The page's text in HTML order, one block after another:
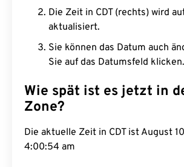
Die Zeit in CDT (rechts) wird
aktualisiert.
Sie können das Datum auch
Sie auf das Datumsfeld klicken.
Wie spät ist es jetzt in
Zone?
Die aktuelle Zeit in CDT ist August
4:00:55 am